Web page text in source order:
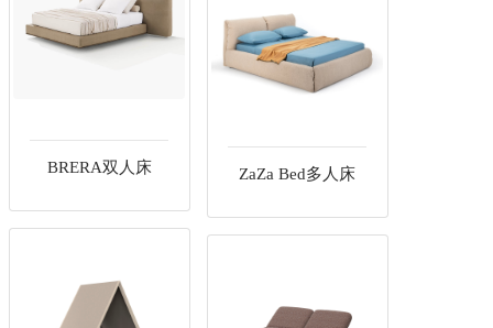
BRERA双人床 ZaZa Bed多人床